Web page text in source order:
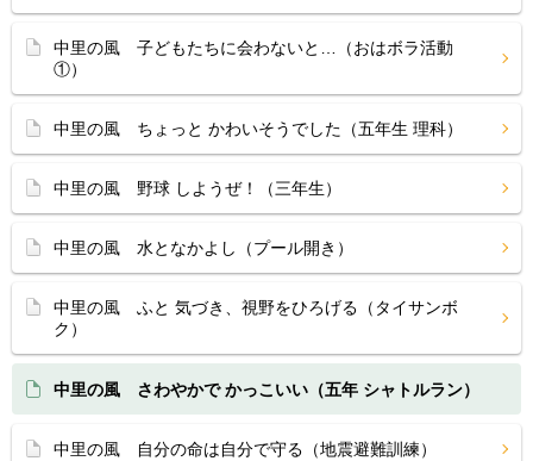
中里の風 子どもたちに会わないと…（おはボラ活動
①）
中里の風 ちょっと かわいそうでした（五年生 理科）
中里の風 野球 しようぜ！（三年生）
中里の風 水となかよし（プール開き）
中里の風 ふと 気づき、視野をひろげる（タイサンボ
ク）
中里の風 さわやかで かっこいい（五年 シャトルラン）
中里の風 自分の命は自分で守る（地震避難訓練）